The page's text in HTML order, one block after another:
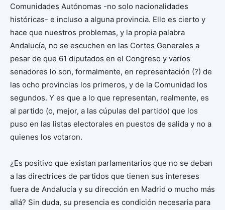
Comunidades Autónomas -no solo nacionalidades
históricas- e incluso a alguna provincia. Ello es cierto y
hace que nuestros problemas, y la propia palabra
Andalucía, no se escuchen en las Cortes Generales a
pesar de que 61 diputados en el Congreso y varios
senadores lo son, formalmente, en representación (?) de
las ocho provincias los primeros, y de la Comunidad los
segundos. Y es que a lo que representan, realmente, es
al partido (o, mejor, a las cúpulas del partido) que los
puso en las listas electorales en puestos de salida y no a
quienes los votaron.
¿Es positivo que existan parlamentarios que no se deban
a las directrices de partidos que tienen sus intereses
fuera de Andalucía y su dirección en Madrid o mucho más
allá? Sin duda, su presencia es condición necesaria para